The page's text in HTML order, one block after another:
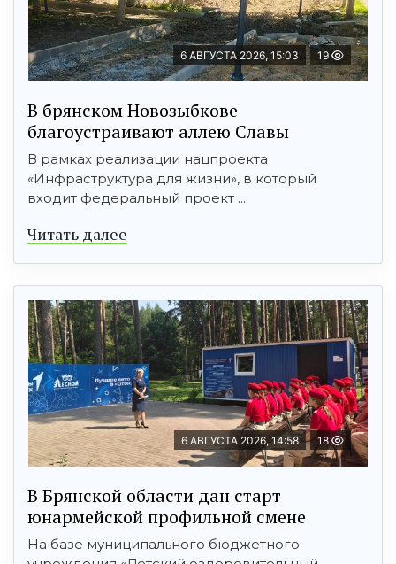
6 АВГУСТА 2026, 15:03 19
В брянском Новозыбкове
благоустраивают аллею Славы
В рамках реализации нацпроекта
«Инфраструктура для жизни», в который
входит федеральный проект ...
Читать далее
6 АВГУСТА 2026, 14:58 18
В Брянской области дан старт
юнармейской профильной смене
На базе муниципального бюджетного